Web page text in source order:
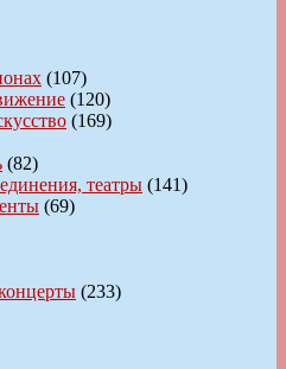
(107)
(120)
(169)
(82)
театры (141)
(69)
(233)